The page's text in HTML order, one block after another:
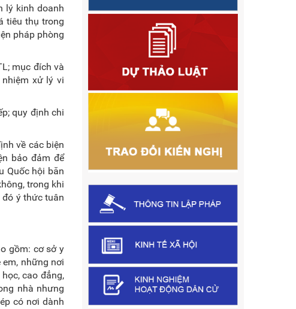
lý kinh doanh
tiêu thụ trong
pháp phòng
mục đích và
nhiệm xử lý vi
quy định chi
về các biện
bảo đảm để
Quốc hội băn
trong khi
ý thức tuân
gồm: cơ sở y
những nơi
cao đẳng,
nhà nhưng
có nơi dành